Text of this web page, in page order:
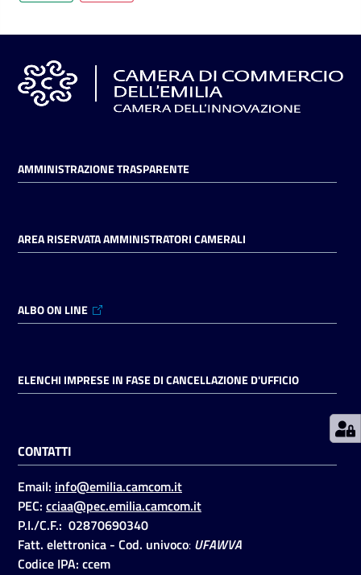
territorio
Tutelare
l'Impresa
in
digitale
on line
Accedi
AMMINISTRAZIONE TRASPARENTE
AREA RISERVATA AMMINISTRATORI CAMERALI
ALBO ON LINE
ELENCHI IMPRESE IN FASE DI CANCELLAZIONE D'UFFICIO
CONTATTI
Email: info@emilia.camcom.it
PEC: cciaa@pec.emilia.camcom.it
P.I./C.F.: 02870690340
Fatt. elettronica - Cod. univoco: UFAWVA
Codice IPA: ccem